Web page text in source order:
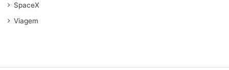
SpaceX
Viagem